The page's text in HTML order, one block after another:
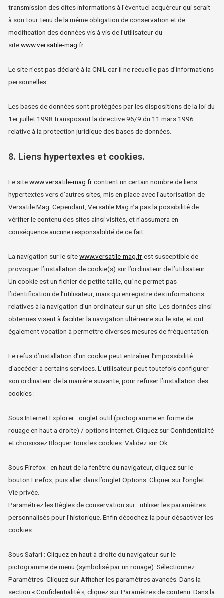
transmission des dites informations à l’éventuel acquéreur qui serait
à son tour tenu de la même obligation de conservation et de
modification des données vis à vis de l’utilisateur du
sitewww.versatile-mag.fr.
Le site n’est pas déclaré à la CNIL car il ne recueille pas d’informations
personnelles. .
Les bases de données sont protégées par les dispositions de la loi du
1er juillet 1998 transposant la directive 96/9 du 11 mars 1996
relative à la protection juridique des bases de données.
8. Liens hypertextes et cookies.
Le site www.versatile-mag.frcontient un certain nombre de liens
hypertextes vers d’autres sites, mis en place avec l’autorisation de
Versatile Mag. Cependant, Versatile Mag n’a pas la possibilité de
vérifier le contenu des sites ainsi visités, et n’assumera en
conséquence aucune responsabilité de ce fait.
La navigation sur le sitewww.versatile-mag.fr est susceptible de
provoquer l’installation de cookie(s) sur l’ordinateur de l’utilisateur.
Un cookie est un fichier de petite taille, qui ne permet pas
l’identification de l’utilisateur, mais qui enregistre des informations
relatives à la navigation d’un ordinateur sur un site. Les données ainsi
obtenues visent à faciliter la navigation ultérieure sur le site, et ont
également vocation à permettre diverses mesures de fréquentation.
Le refus d’installation d’un cookie peut entraîner l’impossibilité
d’accéder à certains services. L’utilisateur peut toutefois configurer
son ordinateur de la manière suivante, pour refuser l’installation des
cookies :
Sous Internet Explorer : onglet outil (pictogramme en forme de
rouage en haut a droite) / options internet. Cliquez sur Confidentialité
et choisissez Bloquer tous les cookies. Validez sur Ok.
Sous Firefox : en haut de la fenêtre du navigateur, cliquez sur le
bouton Firefox, puis aller dans l’onglet Options. Cliquer sur l’onglet
Vie privée.
Paramétrez les Règles de conservation sur : utiliser les paramètres
personnalisés pour l’historique. Enfin décochez-la pour désactiver les
cookies.
Sous Safari : Cliquez en haut à droite du navigateur sur le
pictogramme de menu (symbolisé par un rouage). Sélectionnez
Paramètres. Cliquez sur Afficher les paramètres avancés. Dans la
section « Confidentialité », cliquez sur Paramètres de contenu. Dans la